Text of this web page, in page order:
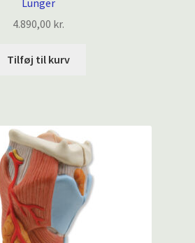
4.890,00 kr.
Tilføj til kurv